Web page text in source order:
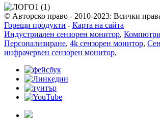
© Авторско право - 2010-2023: Всички
Горещи продукти - Карта на сайта
Индустриален сензорен монитор,
Персонализиране, 4k сензорен монитор,
инфрачервен сензорен монитор,